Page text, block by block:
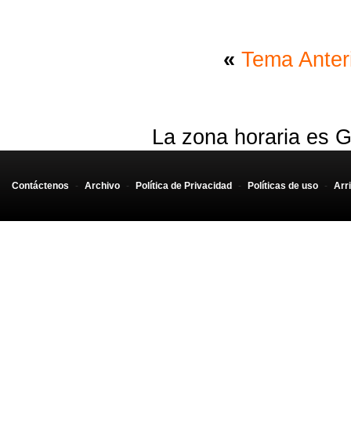
« Tema
La zona horaria es
Contáctenos - Archivo - Política de Privacidad - Políticas de uso -